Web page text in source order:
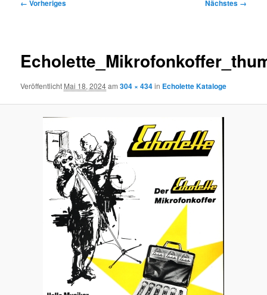
← Vorheriges Nächstes →
Veröffentlicht Mai 18, 2024am304 × 434in Echolette Kataloge